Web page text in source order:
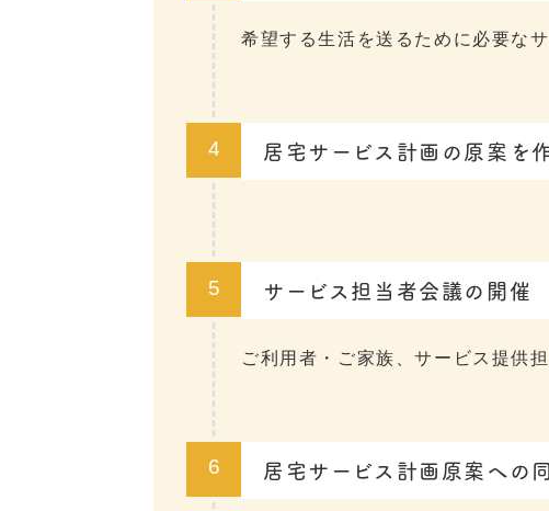
希望する生活を送るために必要な
4 居宅サービス計画の原案を
5 サービス担当者会議の開催
ご利用者・ご家族、サービス提供
6 居宅サービス計画原案への